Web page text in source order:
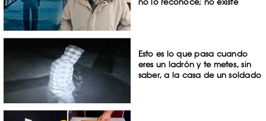
Esto es lo que pasa cuando
eres un ladrón y te metes, sin
saber, a la casa de un soldado